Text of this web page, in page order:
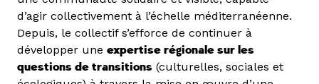
d’agir collectivement à l’échelle méditerranéenne.
Depuis, le collectif s’efforce de continuer à
développer une expertise régionale sur les
questions de transitions (culturelles, sociales et